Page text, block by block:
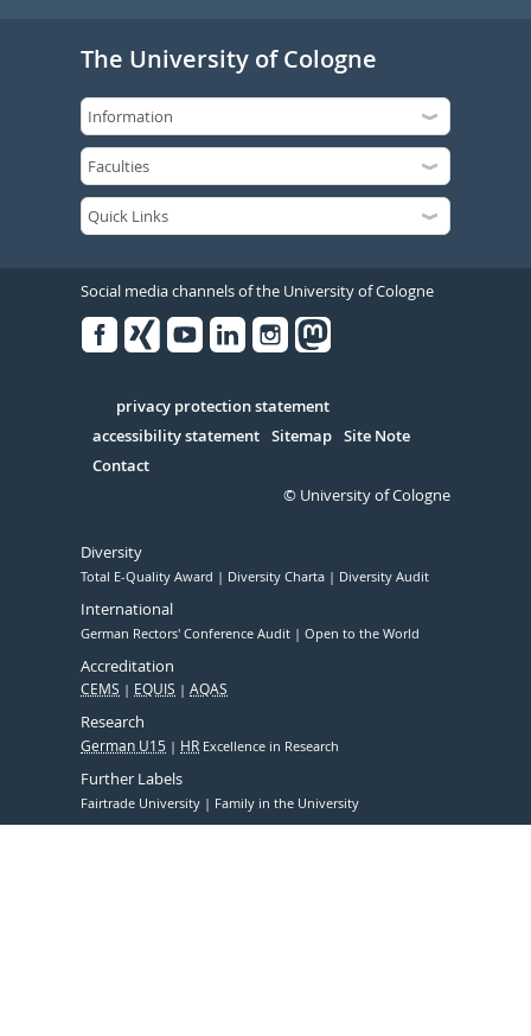
The University of Cologne
Social media channels of the University of Cologne
Serivce
privacy protection statement
accessibility statement Sitemap Site Note
Contact
© University of Cologne
Diversity
Total E-Quality Award Diversity Charta Diversity Audit
International
German Rectors' Conference Audit Open to the World
Accreditation
CEMS EQUIS AQAS
Research
German U15 HR Excellence in Research
Further Labels
Fairtrade University Family in the University